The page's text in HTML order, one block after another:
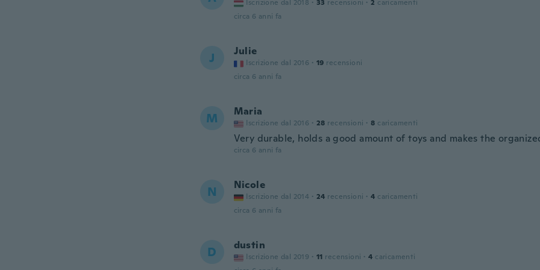
Iscrizione dal 2018 · 33 recensioni · 2 caricamenti
circa 6 anni fa
J Julie
Iscrizione dal 2016 · 19 recensioni
circa 6 anni fa
M Maria
Iscrizione dal 2016 · 28 recensioni · 8 caricamenti
Very durable, holds a good amount of toys and makes the
circa 6 anni fa
N Nicole
Iscrizione dal 2014 · 24 recensioni · 4 caricamenti
circa 6 anni fa
D dustin
Iscrizione dal 2019 · 11 recensioni · 4 caricamenti